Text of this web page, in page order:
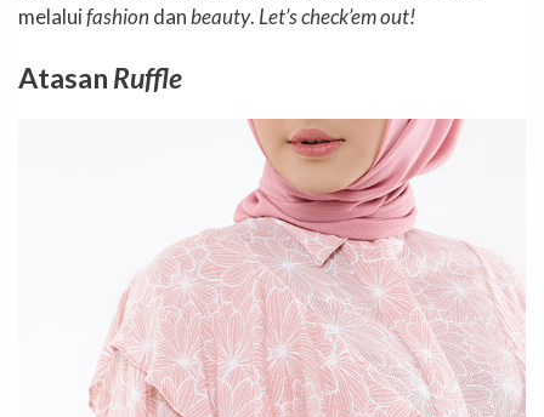
melaluifashion danbeauty. Let’s check’em out!
Atasan Ruffle